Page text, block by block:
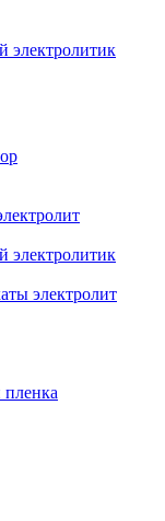
электролитик
электролитик
электролит